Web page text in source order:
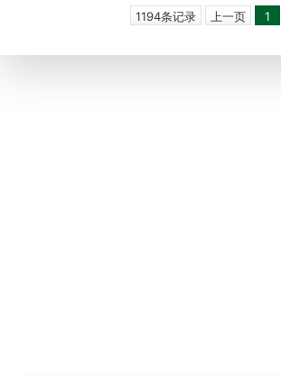
1194条记录 上一页 1